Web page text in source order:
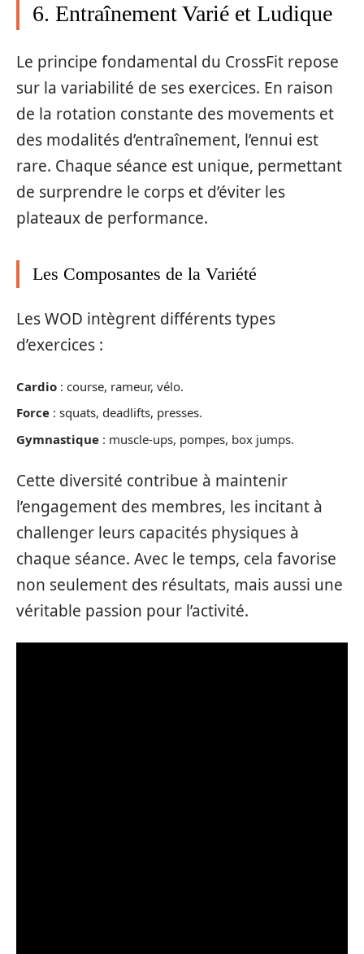
6. Entraînement Varié et Ludique
Le principe fondamental du CrossFit repose
sur la variabilité de ses exercices. En raison
de la rotation constante des movements et
des modalités d’entraînement, l’ennui est
rare. Chaque séance est unique, permettant
de surprendre le corps et d’éviter les
plateaux de performance.
Les Composantes de la Variété
Les WOD intègrent différents types
d’exercices :
Cardio : course, rameur, vélo.
Force : squats, deadlifts, presses.
Gymnastique : muscle-ups, pompes, box jumps.
Cette diversité contribue à maintenir
l’engagement des membres, les incitant à
challenger leurs capacités physiques à
chaque séance. Avec le temps, cela favorise
non seulement des résultats, mais aussi une
véritable passion pour l’activité.